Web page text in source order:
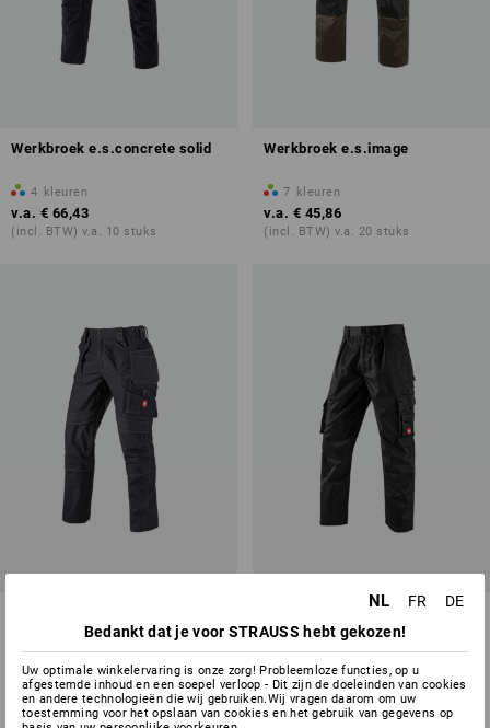
Werkbroek e.s.concrete solid
4 kleuren
v.a. € 66,43
(incl. BTW) v.a. 10 stuks
Werkbroek e.s.image
7 kleuren
v.a. € 45,86
(incl. BTW) v.a. 20 stuks
1 kleur
v.a. € 80,95
(incl. BTW) v.a. 10 stuks
4 kleuren
v.a. € 43,44
(incl. BTW) v.a. 20 stuks
NL FR
DE
Bedankt dat je voor STRAUSS hebt gekozen!
Uw optimale winkelervaring is onze zorg! Probleemloze functies, op u
afgestemde inhoud en een soepel verloop - Dit zijn de doeleinden van cookies
en andere technologieën die wij gebruiken.Wij vragen daarom om uw
toestemming voor het opslaan van cookies en het gebruik van gegevens op